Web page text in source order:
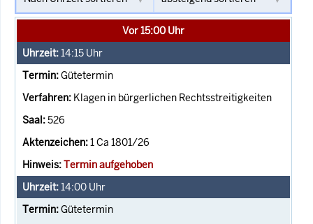
Vor 15:00 Uhr
14:15 Uhr
Gütetermin
Klagen in bürgerlichen Rechtsstreitigkeiten
526
1 Ca 1801/26
Termin aufgehoben
14:00 Uhr
Gütetermin